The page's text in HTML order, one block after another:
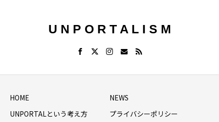
U N P O R T A L I S M
HOME
NEWS
UNPORTALという考え方
プライバシーポリシー